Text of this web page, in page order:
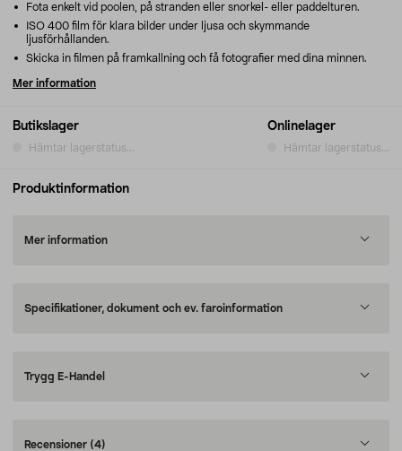
Butikslager
Hämtar lagerstatus...
Onlinelager
Hämtar lagerstatus...
Fota enkelt vid poolen, på stranden eller snorkel- eller paddelturen.
ISO 400 film för klara bilder under ljusa och skymmande
ljusförhållanden.
Skicka in filmen på framkallning och få fotografier med dina minnen.
Mer information
Produktinformation
Mer information
Specifikationer, dokument och ev. faroinformation
Trygg E-Handel
Recensioner (4)